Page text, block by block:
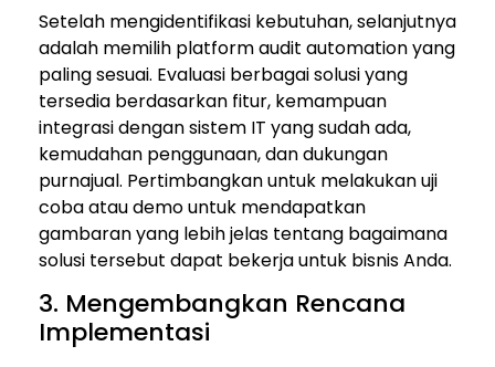
Setelah mengidentifikasi kebutuhan, selanjutnya
adalah memilih platform audit automation yang
paling sesuai. Evaluasi berbagai solusi yang
tersedia berdasarkan fitur, kemampuan
integrasi dengan sistem IT yang sudah ada,
kemudahan penggunaan, dan dukungan
purnajual. Pertimbangkan untuk melakukan uji
coba atau demo untuk mendapatkan
gambaran yang lebih jelas tentang bagaimana
solusi tersebut dapat bekerja untuk bisnis Anda.
3. Mengembangkan Rencana
Implementasi